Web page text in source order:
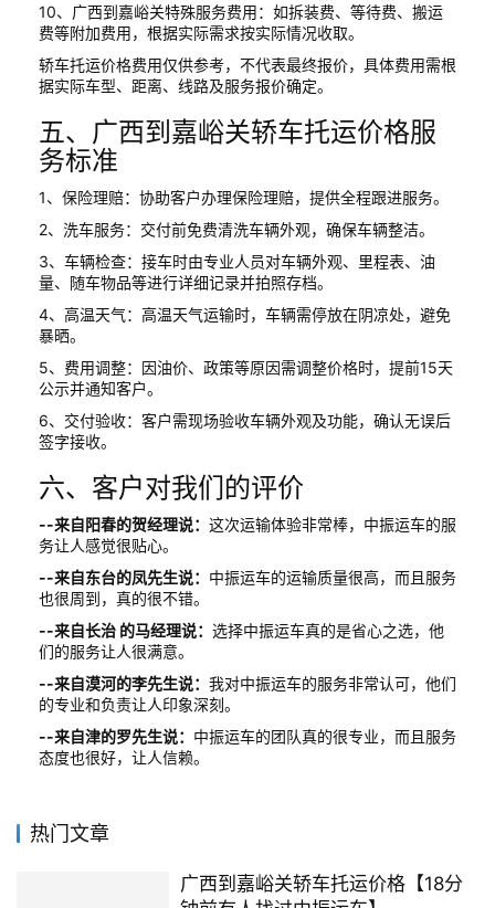
10、广西到嘉峪关特殊服务费用：如拆装费、等待费、搬运
费等附加费用，根据实际需求按实际情况收取。
轿车托运价格费用仅供参考，不代表最终报价，具体费用需根
据实际车型、距离、线路及服务报价确定。
五、广西到嘉峪关轿车托运价格服
务标准
1、保险理赔：协助客户办理保险理赔，提供全程跟进服务。
2、洗车服务：交付前免费清洗车辆外观，确保车辆整洁。
3、车辆检查：接车时由专业人员对车辆外观、里程表、油
量、随车物品等进行详细记录并拍照存档。
4、高温天气：高温天气运输时，车辆需停放在阴凉处，避免
暴晒。
5、费用调整：因油价、政策等原因需调整价格时，提前15天
公示并通知客户。
6、交付验收：客户需现场验收车辆外观及功能，确认无误后
签字接收。
六、客户对我们的评价
--来自阳春的贺经理说： 这次运输体验非常棒，中振运车的服
务让人感觉很贴心。
--来自东台的凤先生说： 中振运车的运输质量很高，而且服务
也很周到，真的很不错。
--来自长治 的马经理说： 选择中振运车真的是省心之选，他
们的服务让人很满意。
--来自漠河的李先生说： 我对中振运车的服务非常认可，他们
的专业和负责让人印象深刻。
--来自津的罗先生说： 中振运车的团队真的很专业，而且服务
态度也很好，让人信赖。
热门文章
广西到嘉峪关轿车托运价格【18分